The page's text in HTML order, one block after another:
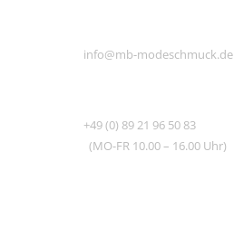
info@mb-modeschmuck.de
+49 (0) 89 21 96 50 83
(MO-FR 10.00 – 16.00 Uhr)